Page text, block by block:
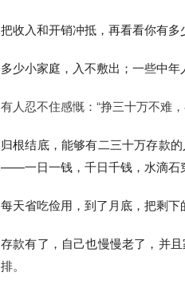
把收入和开销冲抵，再看看你有多
多少小家庭，入不敷出；一些中年
有人忍不住感慨：“挣三十万不难
归根结底，能够有二三十万存款
——一日一钱，千日千钱，水滴石
每天省吃俭用，到了月底，把剩下
存款有了，自己也慢慢老了，并
排。